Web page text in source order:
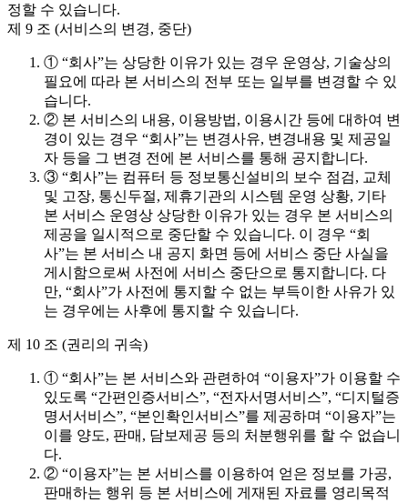
정할 수 있습니다.
제 9 조 (서비스의 변경, 중단)
① “회사”는 상당한 이유가 있는 경우 운영상, 기술상의
필요에 따라 본 서비스의 전부 또는 일부를 변경할 수 있
습니다.
② 본 서비스의 내용, 이용방법, 이용시간 등에 대하여 변
경이 있는 경우 “회사”는 변경사유, 변경내용 및 제공일
자 등을 그 변경 전에 본 서비스를 통해 공지합니다.
③ “회사”는 컴퓨터 등 정보통신설비의 보수 점검, 교체
및 고장, 통신두절, 제휴기관의 시스템 운영 상황, 기타
본 서비스 운영상 상당한 이유가 있는 경우 본 서비스의
제공을 일시적으로 중단할 수 있습니다. 이 경우 “회
사”는 본 서비스 내 공지 화면 등에 서비스 중단 사실을
게시함으로써 사전에 서비스 중단으로 통지합니다. 다
만, “회사”가 사전에 통지할 수 없는 부득이한 사유가 있
는 경우에는 사후에 통지할 수 있습니다.
제 10 조 (권리의 귀속)
① “회사”는 본 서비스와 관련하여 “이용자”가 이용할 수
있도록 “간편인증서비스”, “전자서명서비스”, “디지털증
명서서비스”, “본인확인서비스”를 제공하며 “이용자”는
이를 양도, 판매, 담보제공 등의 처분행위를 할 수 없습니
다.
② “이용자”는 본 서비스를 이용하여 얻은 정보를 가공,
판매하는 행위 등 본 서비스에 게재된 자료를 영리목적